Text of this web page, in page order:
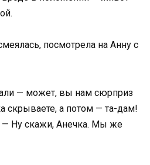
посмотрела на Анну с
— может, вы нам сюрприз
скрываете, а потом — та-дам!
— Ну скажи, Анечка. Мы же